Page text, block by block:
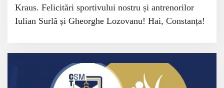
Kraus. Felicitări sportivului nostru și antrenorilor
Iulian Surlă și Gheorghe Lozovanu! Hai, Constanța!